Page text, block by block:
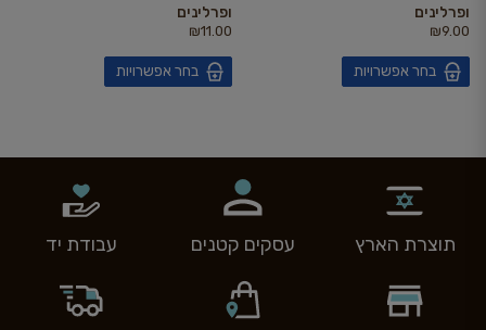
ופרלינים
₪9.00
בחר אפשרויות
ופרלינים
₪11.00
בחר אפשרויות
תוצרת הארץ עסקים קטנים עבודת יד